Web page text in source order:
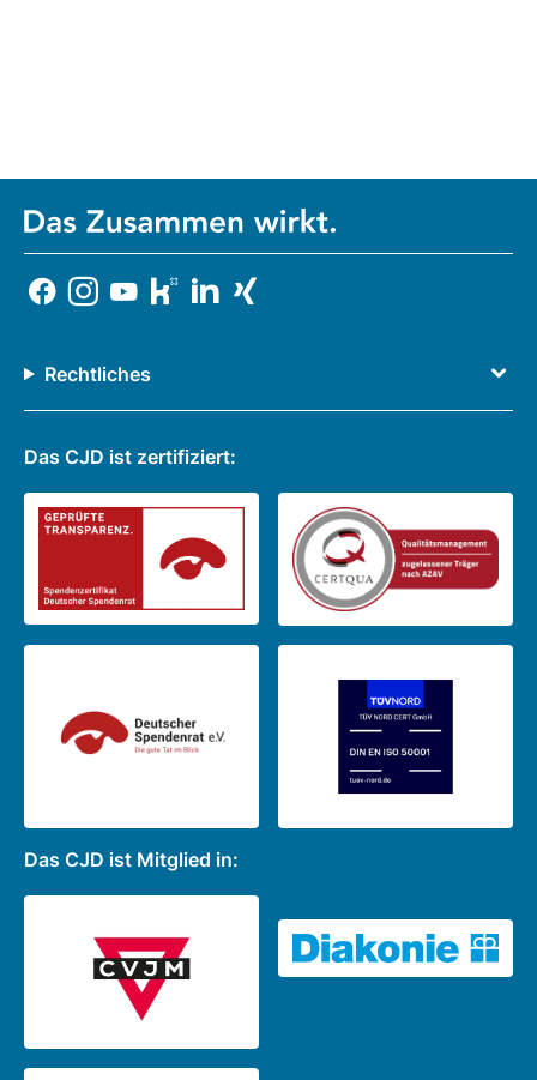
Rechtliches
Das CJD ist zertifiziert:
Das CJD ist Mitglied in: